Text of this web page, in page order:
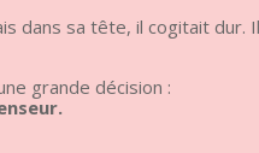
dans sa tête, il cogitait
grande décision :